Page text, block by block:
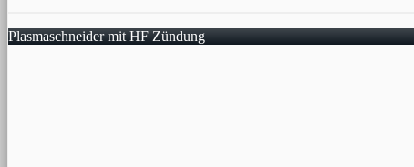
Plasmaschneider mit HF Zündung